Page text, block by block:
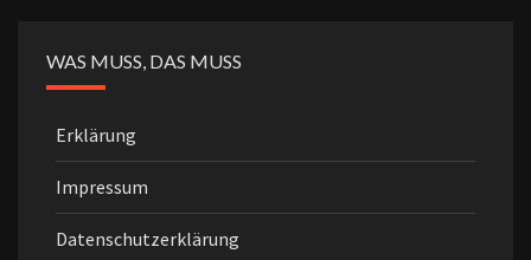
WAS MUSS, DAS MUSS
Erklärung
Impressum
Datenschutzerklärung